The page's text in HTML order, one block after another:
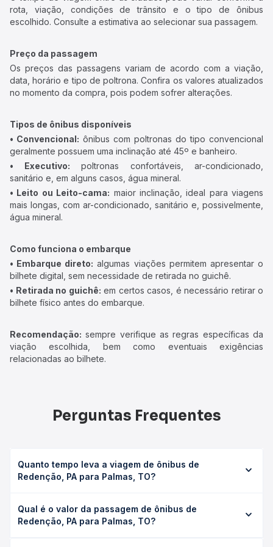
rota, viação, condições de trânsito e o tipo de ônibus
escolhido. Consulte a estimativa ao selecionar sua passagem.
Preço da passagem
Os preços das passagens variam de acordo com a viação,
data, horário e tipo de poltrona. Confira os valores atualizados
no momento da compra, pois podem sofrer alterações.
Tipos de ônibus disponíveis
• Convencional: ônibus com poltronas do tipo convencional
geralmente possuem uma inclinação até 45º e banheiro.
• Executivo: poltronas confortáveis, ar-condicionado,
sanitário e, em alguns casos, água mineral.
• Leito ou Leito-cama: maior inclinação, ideal para viagens
mais longas, com ar-condicionado, sanitário e, possivelmente,
água mineral.
Como funciona o embarque
• Embarque direto: algumas viações permitem apresentar o
bilhete digital, sem necessidade de retirada no guichê.
• Retirada no guichê: em certos casos, é necessário retirar o
bilhete físico antes do embarque.
Recomendação: sempre verifique as regras específicas da
viação escolhida, bem como eventuais exigências
relacionadas ao bilhete.
Perguntas Frequentes
Quanto tempo leva a viagem de ônibus de
Redenção, PA para Palmas, TO?
leva em média 8h 1min, podendo variar conforme a
viação, o tipo de serviço (convencional, executivo ou
Qual é o valor da passagem de ônibus de
Redenção, PA para Palmas, TO?